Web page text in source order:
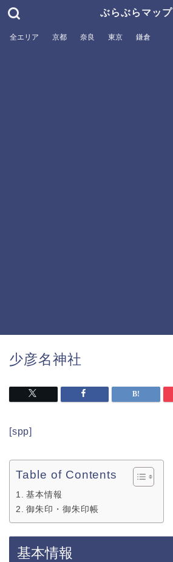
ぶらぶらマップ
全エリア 京都 奈良 東京 鎌倉
少彦名神社
[spp]
Table of Contents
基本情報
御朱印・御朱印帳
基本情報